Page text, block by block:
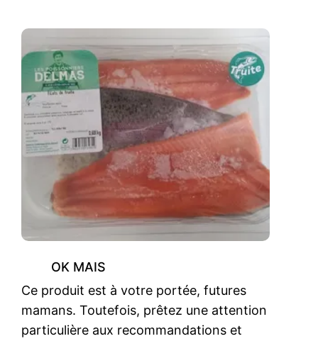
OK MAIS
Ce produit est à votre portée, futures
mamans. Toutefois, prêtez une attention
particulière aux recommandations et